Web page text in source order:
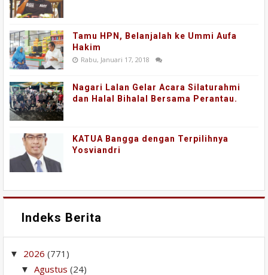
Tamu HPN, Belanjalah ke Ummi Aufa
Hakim
Rabu, Januari 17, 2018
Nagari Lalan Gelar Acara Silaturahmi
dan Halal Bihalal Bersama Perantau.
KATUA Bangga dengan Terpilihnya
Yosviandri
Indeks Berita
▼ 2026 (771)
▼ Agustus (24)